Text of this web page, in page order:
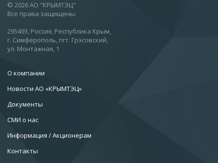
© 2026 АО "КРЫМТЭЦ"
Все права защищены.
295493, Россия, Республика Крым,
г. Симферополь, пгт. Грэсовский,
ул. Монтажная, 1
О компании
Новости АО «КРЫМТЭЦ»
Документы
СМИ о нас
Информация / Акционерам
Контакты